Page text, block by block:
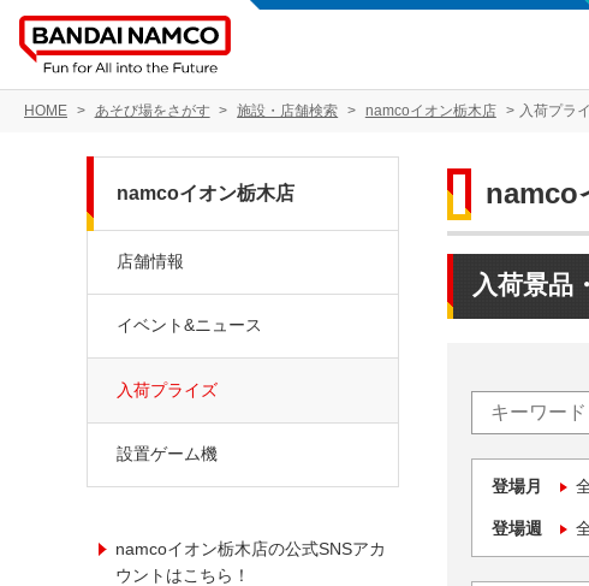
HOME あそび場をさがす 施設・店舗検索 namcoイオン栃木店 入荷プラ
namco
入荷景品
登場月
登場週
namcoイオン栃木店
店舗情報
イベント&ニュース
入荷プライズ
設置ゲーム機
namcoイオン栃木店の公式SNSアカ
ウントはこちら！